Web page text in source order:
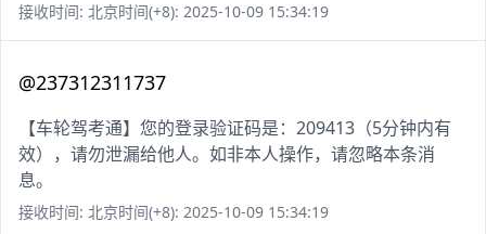
接收时间: 北京时间(+8): 2025-10-09 15:34:19
@237312311737
【车轮驾考通】您的登录验证码是：209413（5分钟内有
效），请勿泄漏给他人。如非本人操作，请忽略本条消
息。
接收时间: 北京时间(+8): 2025-10-09 15:34:19